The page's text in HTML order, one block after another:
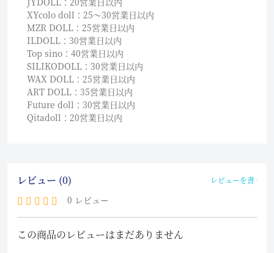
XYcolo doll：25〜30営業日以内
MZR DOLL：25営業日以内
ILDOLL：30営業日以内
Top sino：40営業日以内
SILIKODOLL：30営業日以内
WAX DOLL：25営業日以内
ART DOLL：35営業日以内
Future doll：30営業日以内
Qitadoll：20営業日以内
レビュー (0) レビューを書く
0 レビュー
この商品のレビューはまだありません